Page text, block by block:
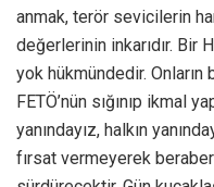
anmak, terör sevicilerin
değerlerinin inkarıdır. Bir
yok hükmündedir. Onların
FETÖ’nün sığınıp ikmal
yanındayız, halkın
fırsat vermeyerek